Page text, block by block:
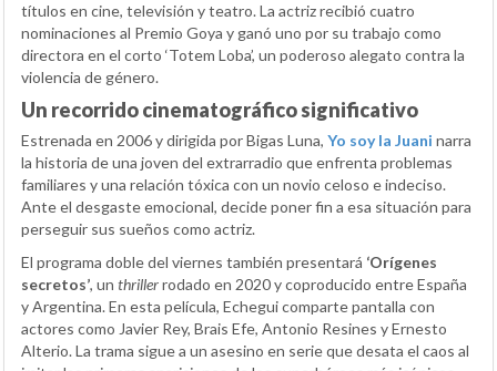
títulos en cine, televisión y teatro. La actriz recibió cuatro
nominaciones al Premio Goya y ganó uno por su trabajo como
directora en el corto ‘Totem Loba’, un poderoso alegato contra la
violencia de género.
Un recorrido cinematográfico significativo
Estrenada en 2006 y dirigida por Bigas Luna, Yo soy la Juani narra
la historia de una joven del extrarradio que enfrenta problemas
familiares y una relación tóxica con un novio celoso e indeciso.
Ante el desgaste emocional, decide poner fin a esa situación para
perseguir sus sueños como actriz.
El programa doble del viernes también presentará ‘Orígenes
secretos’, un thrillerrodado en 2020 y coproducido entre España
y Argentina. En esta película, Echegui comparte pantalla con
actores como Javier Rey, Brais Efe, Antonio Resines y Ernesto
Alterio. La trama sigue a un asesino en serie que desata el caos al